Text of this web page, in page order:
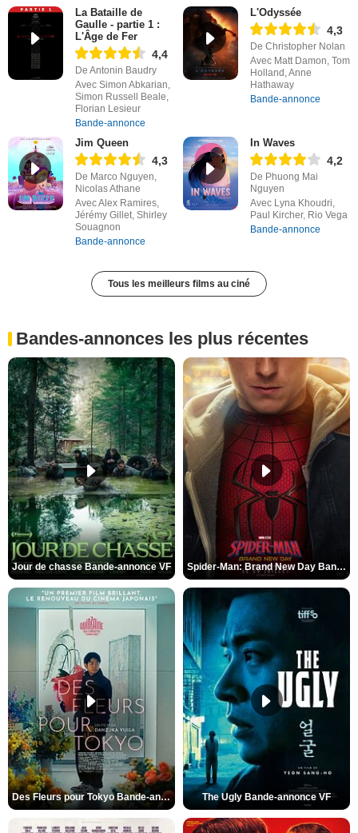
La Bataille de
Gaulle - partie 1 :
L'Âge de Fer
4,4
De Antonin Baudry
Avec Simon Abkarian,
Simon Russell Beale,
Florian Lesieur
Bande-annonce
L'Odyssée
4,3
De Christopher Nolan
Avec Matt Damon, Tom
Holland, Anne
Hathaway
Bande-annonce
Jim Queen
4,3
De Marco Nguyen,
Nicolas Athane
Avec Alex Ramires,
Jérémy Gillet, Shirley
Souagnon
Bande-annonce
In Waves
4,2
De Phuong Mai
Nguyen
Avec Lyna Khoudri,
Paul Kircher, Rio Vega
Bande-annonce
Tous les meilleurs films au ciné
Bandes-annonces les plus récentes
Jour de chasse Bande-annonce VF Spider-Man: Brand New Day Bande-annonce (3) VO STFR
Des Fleurs pour Tokyo Bande-annonce VO STFR The Ugly Bande-annonce VF